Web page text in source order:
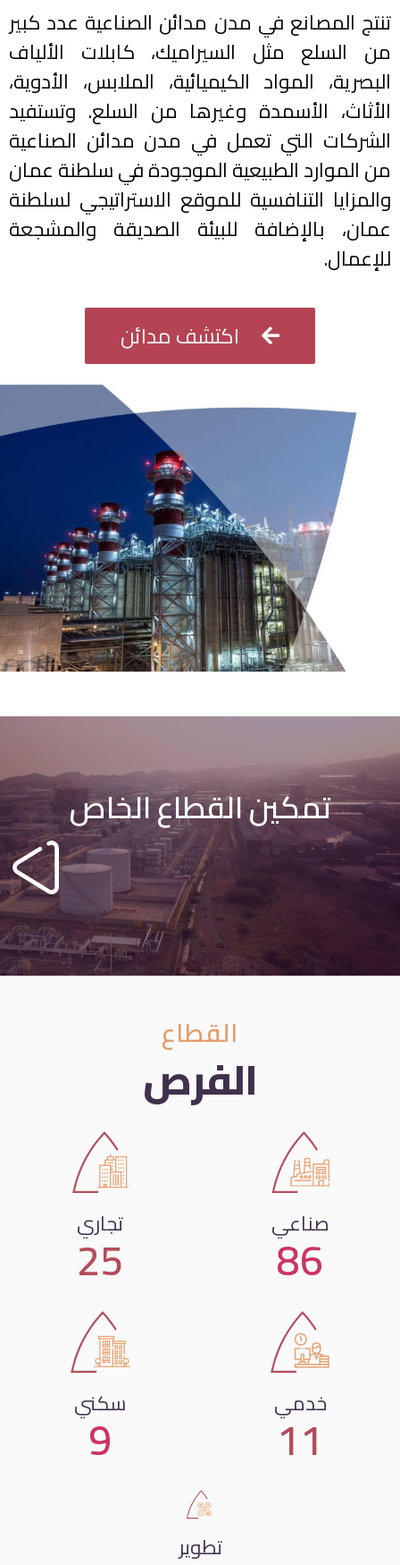
تنتج المصانع في مدن مدائن الصناعية عدد كبير
من السلع مثل السيراميك، كابلات الألياف
البصرية، المواد الكيميائية، الملابس، الأدوية،
الأثاث، الأسمدة وغيرها من السلع. وتستفيد
الشركات التي تعمل في مدن مدائن الصناعية
من الموارد الطبيعية الموجودة في سلطنة عمان
والمزايا التنافسية للموقع الاستراتيجي لسلطنة
عمان، بالإضافة للبيئة الصديقة والمشجعة
للإعمال.
اكتشف مدائن
تمكين القطاع الخاص
القطاع
الفرص
صناعي
86 تجاري
25
خدمي
11 سكني
9
تطوير